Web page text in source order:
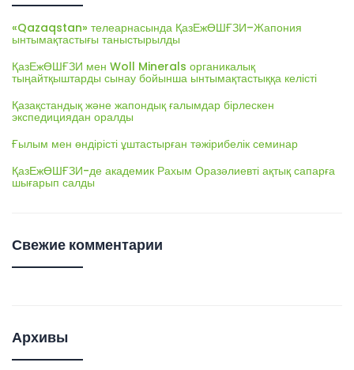
«Qazaqstan» телеарнасында ҚазЕжӨШҒЗИ–Жапония
ынтымақтастығы таныстырылды
ҚазЕжӨШҒЗИ мен Woll Minerals органикалық
тыңайтқыштарды сынау бойынша ынтымақтастыққа келісті
Қазақстандық және жапондық ғалымдар бірлескен
экспедициядан оралды
Ғылым мен өндірісті ұштастырған тәжірибелік семинар
ҚазЕжӨШҒЗИ-де академик Рахым Оразәлиевті ақтық сапарға
шығарып салды
Свежие комментарии
Архивы